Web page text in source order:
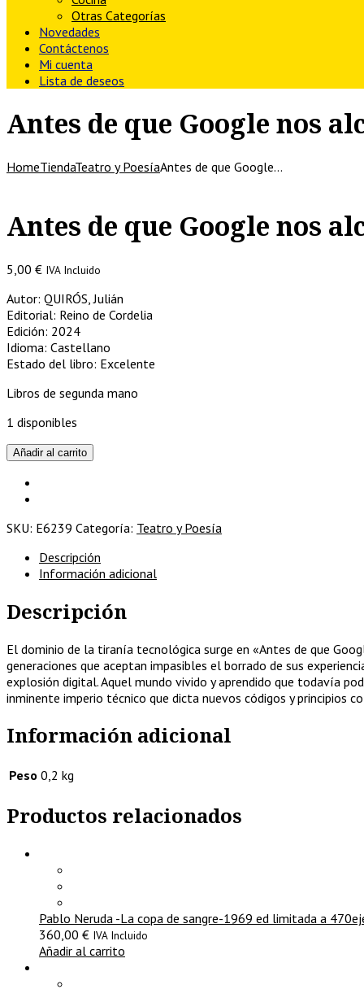
Otras Categorías
Novedades
Contáctenos
Mi cuenta
Lista de deseos
Antes de que Google nos
HomeTiendaTeatro y PoesíaAntes de que Google…
Antes de que Google nos
5,00 € IVA Incluido
Autor: QUIRÓS, Julián
Editorial: Reino de Cordelia
Edición: 2024
Idioma: Castellano
Estado del libro: Excelente
Libros de segunda mano
1 disponibles
Antes
de
Google
alcance
Añadir al carrito
SKU: E6239 Categoría: Teatro y Poesía
Descripción
Información adicional
Descripción
El dominio de la tiranía tecnológica surge en «Antes de que
generaciones que aceptan impasibles el borrado de sus
explosión digital. Aquel mundo vivido y aprendido que todavía
inminente imperio técnico que dicta nuevos códigos y principios
Información adicional
Peso 0,2 kg
Productos relacionados
Pablo Neruda -La copa de sangre-1969 ed limitada a
360,00 € IVA Incluido
Añadir al carrito